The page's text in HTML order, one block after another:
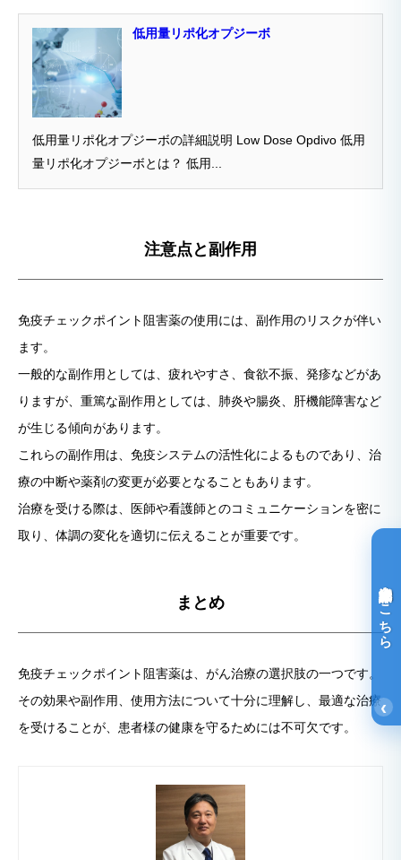
低用量リポ化オプジーボ
低用量リポ化オプジーボの詳細説明 Low Dose Opdivo 低用
量リポ化オプジーボとは？ 低用...
注意点と副作用
免疫チェックポイント阻害薬の使用には、副作用のリスクが伴い
ます。
一般的な副作用としては、疲れやすさ、食欲不振、発疹などがあ
りますが、重篤な副作用としては、肺炎や腸炎、肝機能障害など
が生じる傾向があります。
これらの副作用は、免疫システムの活性化によるものであり、治
療の中断や薬剤の変更が必要となることもあります。
治療を受ける際は、医師や看護師とのコミュニケーションを密に
取り、体調の変化を適切に伝えることが重要です。
まとめ
免疫チェックポイント阻害薬は、がん治療の選択肢の一つです。
その効果や副作用、使用方法について十分に理解し、最適な治療
を受けることが、患者様の健康を守るためには不可欠です。
‹
光免疫療法詳細はこちら